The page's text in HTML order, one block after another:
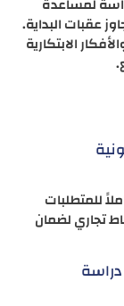
لمساعدة
عقبات البداية.
الابتكارية
للمتطلبات
تجاري لضمان